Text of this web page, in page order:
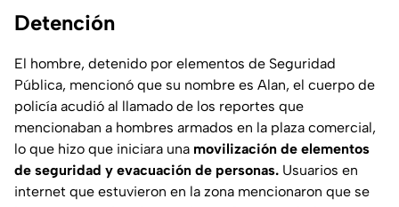
Detención
El hombre, detenido por elementos de Seguridad
Pública, mencionó que su nombre es Alan, el cuerpo de
policía acudió al llamado de los reportes que
mencionaban a hombres armados en la plaza comercial,
lo que hizo que iniciara una movilización de elementos
de seguridad y evacuación de personas. Usuarios en
internet que estuvieron en la zona mencionaron que se